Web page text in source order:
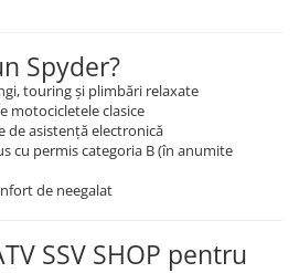
Spyder?
touring și plimbări relaxate
motocicletele clasice
de asistență electronică
cu permis categoria B (în anumite
de neegalat
SSV SHOP pentru